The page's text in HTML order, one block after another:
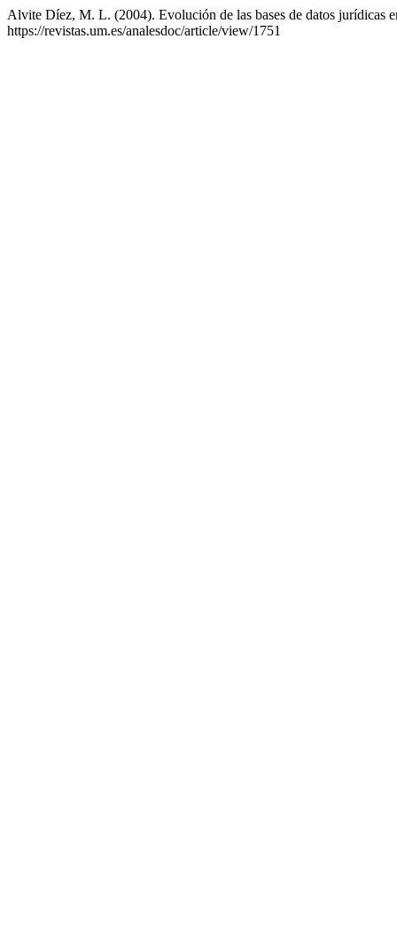
Alvite Díez, M. L. (2004). Evolución de las bases de datos jurídicas
https://revistas.um.es/analesdoc/article/view/1751